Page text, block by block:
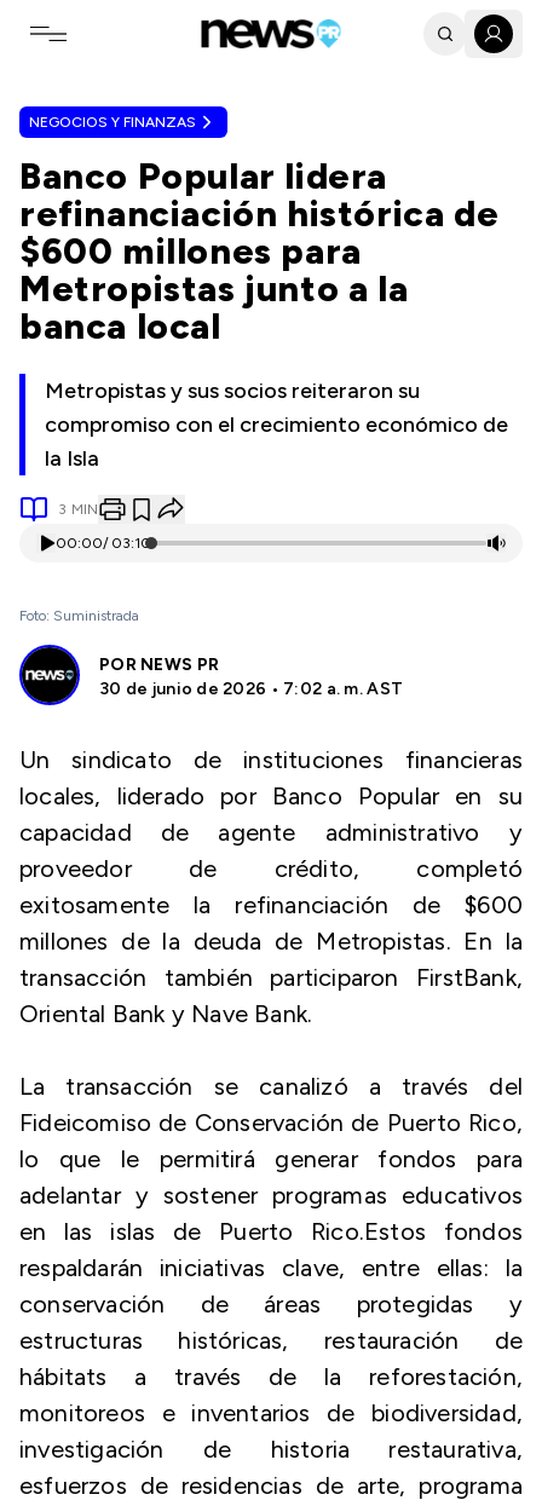
Toggle navigation menu
NEGOCIOS Y FINANZAS
Banco Popular lidera
refinanciación histórica de
$600 millones para
Metropistas junto a la
banca local
Metropistas y sus socios reiteraron su
compromiso con el crecimiento económico de
la Isla
3 MIN
00:00/ 03:10
Foto: Suministrada
POR NEWS PR
30 de junio de 2026 • 7:02 a. m. AST
Un sindicato de instituciones financieras
locales, liderado por Banco Popular en su
capacidad de agente administrativo y
proveedor de crédito, completó
exitosamente la refinanciación de $600
millones de la deuda de Metropistas. En la
transacción también participaron FirstBank,
Oriental Bank y Nave Bank.
La transacción se canalizó a través del
Fideicomiso de Conservación de Puerto Rico,
lo que le permitirá generar fondos para
adelantar y sostener programas educativos
en las islas de Puerto Rico.Estos fondos
respaldarán iniciativas clave, entre ellas: la
conservación de áreas protegidas y
estructuras históricas, restauración de
hábitats a través de la reforestación,
monitoreos e inventarios de biodiversidad,
investigación de historia restaurativa,
esfuerzos de residencias de arte, programa